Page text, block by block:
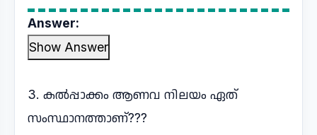
Answer:
Show Answer
3. കൽപ്പാക്കം ആണവ നിലയം ഏത്
സംസ്ഥാനത്താണ്???